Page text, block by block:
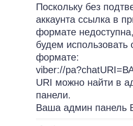
Поскольку без
аккаунта ссылка в
формате
будем использовать
формате:
viber://
URI можно найти в
панели.
Ваша админ панель